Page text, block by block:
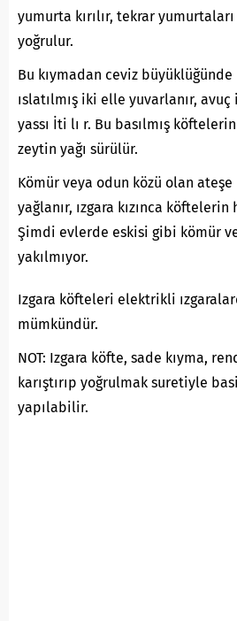
yumurta kırılır, tekrar
yoğrulur.
Bu kıymadan ceviz büyüklüğünde
ıslatılmış iki elle yuvarlanır,
yassı İti lı r. Bu basılmış
zeytin yağı sürülür.
Kömür veya odun közü olan
yağlanır, ızgara kızınca köftelerin
Şimdi evlerde eskisi gibi kömür
yakılmıyor.
Izgara köfteleri elektrikli
mümkündür.
NOT: Izgara köfte, sade kıyma,
karıştırıp yoğrulmak suretiyle
yapılabilir.